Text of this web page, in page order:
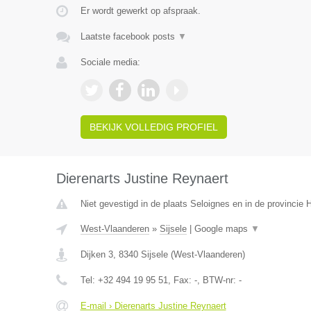
Er wordt gewerkt op afspraak.
Laatste facebook posts ▼
Sociale media:
BEKIJK VOLLEDIG PROFIEL
Dierenarts Justine Reynaert
Niet gevestigd in de plaats Seloignes en in de provincie
West-Vlaanderen» Sijsele| Google maps ▼
Dijken 3, 8340 Sijsele(West-Vlaanderen)
Tel: +32 494 19 95 51, Fax: -, BTW-nr: -
E-mail › Dierenarts Justine Reynaert